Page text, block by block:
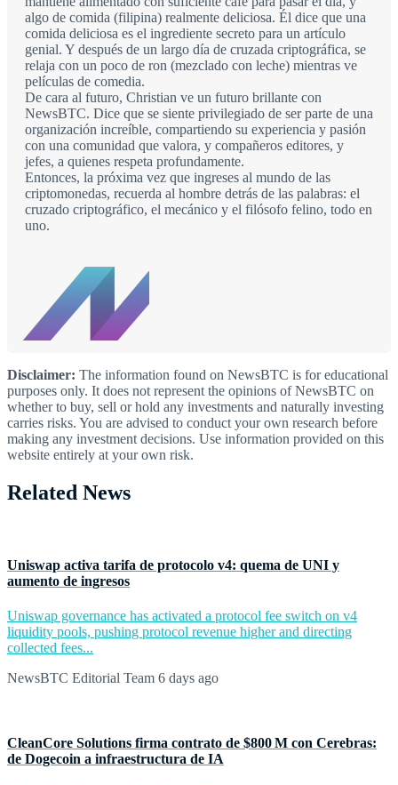
algo de comida (filipina) realmente deliciosa. Él dice que una
comida deliciosa es el ingrediente secreto para un artículo
genial. Y después de un largo día de cruzada criptográfica, se
relaja con un poco de ron (mezclado con leche) mientras ve
películas de comedia.
De cara al futuro, Christian ve un futuro brillante con
NewsBTC. Dice que se siente privilegiado de ser parte de una
organización increíble, compartiendo su experiencia y pasión
con una comunidad que valora, y compañeros editores, y
jefes, a quienes respeta profundamente.
Entonces, la próxima vez que ingreses al mundo de las
criptomonedas, recuerda al hombre detrás de las palabras: el
cruzado criptográfico, el mecánico y el filósofo felino, todo en
uno.
Disclaimer: The information found on NewsBTC is for educational
purposes only. It does not represent the opinions of NewsBTC on
whether to buy, sell or hold any investments and naturally investing
carries risks. You are advised to conduct your own research before
making any investment decisions. Use information provided on this
website entirely at your own risk.
Related News
Uniswap activa tarifa de protocolo v4: quema de UNI y
aumento de ingresos
Uniswap governance has activated a protocol fee switch on v4
liquidity pools, pushing protocol revenue higher and directing
collected fees...
NewsBTC Editorial Team 6 days ago
CleanCore Solutions firma contrato de $800 M con Cerebras:
de Dogecoin a infraestructura de IA